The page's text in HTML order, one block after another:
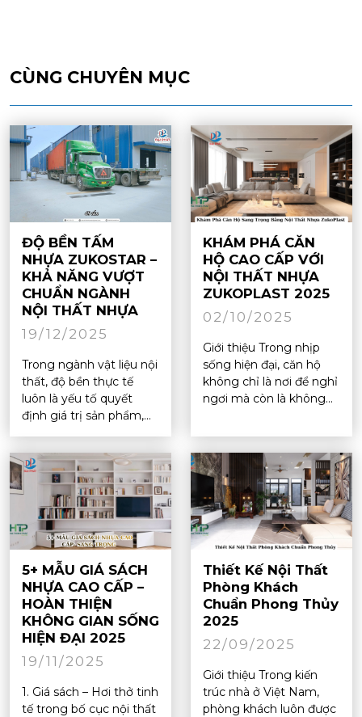
CÙNG CHUYÊN MỤC
ĐỘ BỀN TẤM
NHỰA ZUKOSTAR –
KHẢ NĂNG VƯỢT
CHUẨN NGÀNH
NỘI THẤT NHỰA
19/12/2025
Trong ngành vật liệu nội
thất, độ bền thực tế
luôn là yếu tố quyết
định giá trị sản phẩm,...
KHÁM PHÁ CĂN
HỘ CAO CẤP VỚI
NỘI THẤT NHỰA
ZUKOPLAST 2025
02/10/2025
Giới thiệu Trong nhịp
sống hiện đại, căn hộ
không chỉ là nơi để nghỉ
ngơi mà còn là không...
5+ MẪU GIÁ SÁCH
NHỰA CAO CẤP –
HOÀN THIỆN
KHÔNG GIAN SỐNG
HIỆN ĐẠI 2025
19/11/2025
1. Giá sách – Hơi thở tinh
tế trong bố cục nội thất
Thiết Kế Nội Thất
Phòng Khách
Chuẩn Phong Thủy
2025
22/09/2025
Giới thiệu Trong kiến
trúc nhà ở Việt Nam,
phòng khách luôn được